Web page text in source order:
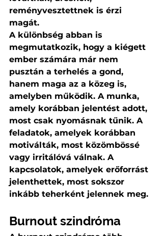
reményvesztettnek is érzi
magát.
A különbség abban is
megmutatkozik, hogy a kiégett
ember számára már nem
pusztán a terhelés a gond,
hanem maga az a közeg is,
amelyben működik. A munka,
amely korábban jelentést adott,
most csak nyomásnak tűnik. A
feladatok, amelyek korábban
motiválták, most közömbössé
vagy irritálóvá válnak. A
kapcsolatok, amelyek erőforrást
jelenthettek, most sokszor
inkább teherként jelennek meg.
Burnout szindróma